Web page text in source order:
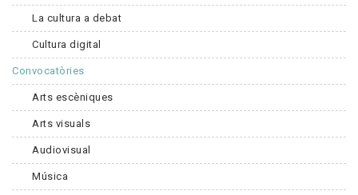
La cultura a debat
Cultura digital
Convocatòries
Arts escèniques
Arts visuals
Audiovisual
Música